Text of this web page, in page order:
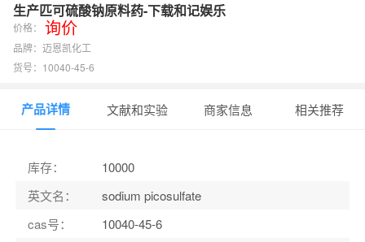
生产匹可硫酸钠原料药-下载和记娱乐
价格： 询价
品牌：迈恩凯化工
货号：10040-45-6
产品详情 文献和实验 商家信息 相关推荐
库存：
10000
英文名：
sodium picosulfate
cas号：
10040-45-6